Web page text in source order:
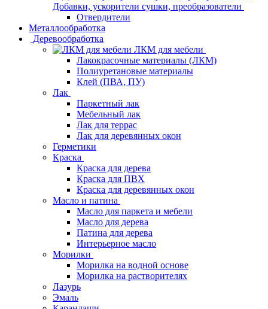
Добавки, ускорители сушки, преобразователи
Отвердители
Металлообработка
Деревообработка
ЛКМ для мебели
Лакокрасочные материалы (ЛКМ)
Полиуретановые материалы
Клей (ПВА, ПУ)
Лак
Паркетный лак
Мебельный лак
Лак для террас
Лак для деревянных окон
Герметики
Краска
Краска для дерева
Краска для ПВХ
Краска для деревянных окон
Масло и патина
Масло для паркета и мебели
Масло для дерева
Патина для дерева
Интерьерное масло
Морилки
Морилка на водной основе
Морилка на растворителях
Лазурь
Эмаль